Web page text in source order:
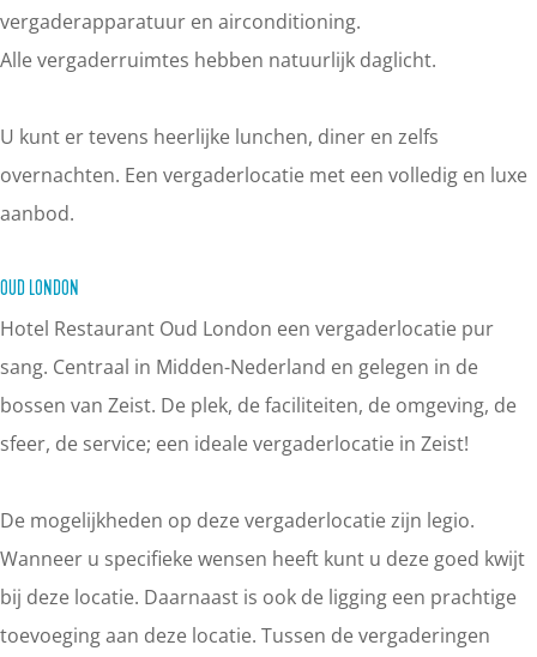
vergaderapparatuur en airconditioning.
Alle vergaderruimtes hebben natuurlijk daglicht.
U kunt er tevens heerlijke lunchen, diner en zelfs
overnachten. Een vergaderlocatie met een volledig en luxe
aanbod.
OUD LONDON
Hotel Restaurant Oud London een vergaderlocatie pur
sang. Centraal in Midden-Nederland en gelegen in de
bossen van Zeist. De plek, de faciliteiten, de omgeving, de
sfeer, de service; een ideale vergaderlocatie in Zeist!
De mogelijkheden op deze vergaderlocatie zijn legio.
Wanneer u specifieke wensen heeft kunt u deze goed kwijt
bij deze locatie. Daarnaast is ook de ligging een prachtige
toevoeging aan deze locatie. Tussen de vergaderingen